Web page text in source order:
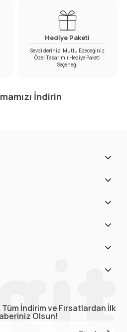
Hediye Paketi
Sevdiklerinizi Mutlu Edeceğiniz
Özel Tasarımlı Hediye Paketi
Seçeneği
İndirin
İndirim ve Fırsatlardan İlk
Olsun!